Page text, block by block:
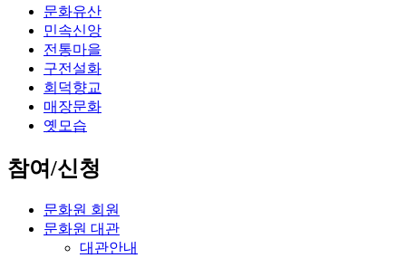
문화유산
민속신앙
전통마을
구전설화
회덕향교
매장문화
옛모습
참여/신청
문화원 회원
문화원 대관
대관안내